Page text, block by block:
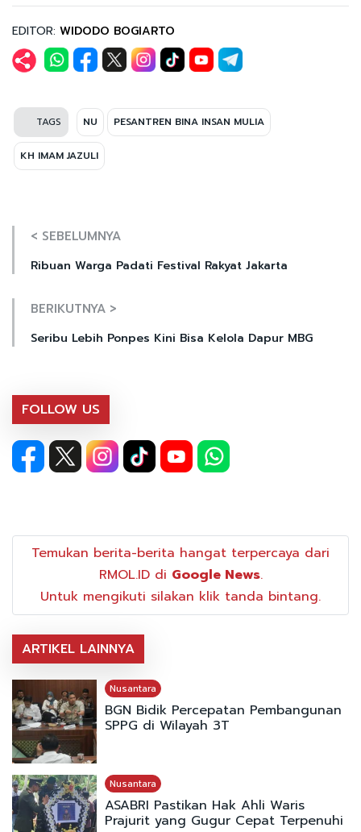
EDITOR: WIDODO BOGIARTO
TAGS NU PESANTREN BINA INSAN MULIA
KH IMAM JAZULI
< SEBELUMNYA
Ribuan Warga Padati Festival Rakyat Jakarta
BERIKUTNYA >
Seribu Lebih Ponpes Kini Bisa Kelola Dapur MBG
FOLLOW US
Temukan berita-berita hangat terpercaya dari
RMOL.ID di Google News.
Untuk mengikuti silakan klik tanda bintang.
ARTIKEL LAINNYA
Nusantara
BGN Bidik Percepatan Pembangunan
SPPG di Wilayah 3T
Nusantara
ASABRI Pastikan Hak Ahli Waris
Prajurit yang Gugur Cepat Terpenuhi